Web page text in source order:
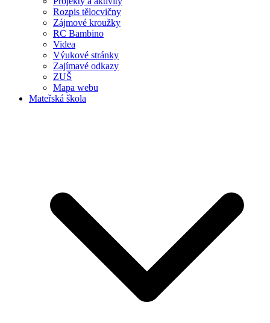
Rozpis tělocvičny
Zájmové kroužky
RC Bambino
Videa
Výukové stránky
Zajímavé odkazy
ZUŠ
Mapa webu
Mateřská škola